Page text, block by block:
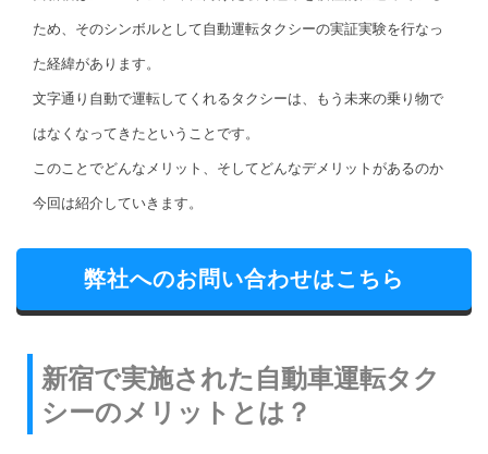
ため、そのシンボルとして自動運転タクシーの実証実験を行なっ
た経緯があります。
文字通り自動で運転してくれるタクシーは、もう未来の乗り物で
はなくなってきたということです。
このことでどんなメリット、そしてどんなデメリットがあるのか
今回は紹介していきます。
弊社へのお問い合わせはこちら
新宿で実施された自動車運転タク
シーのメリットとは？